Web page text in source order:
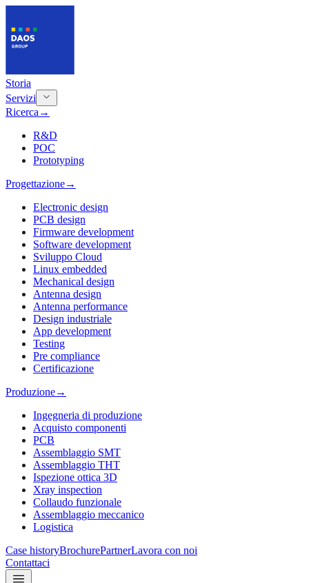
Storia
Servizi
Ricerca →
R&D
POC
Prototyping
Progettazione→
Electronic design
PCB design
Firmware development
Software development
Sviluppo Cloud
Linux embedded
Mechanical design
Antenna design
Antenna performance
Design industriale
App development
Testing
Pre compliance
Certificazione
Produzione→
Ingegneria di produzione
Acquisto componenti
PCB
Assemblaggio SMT
Assemblaggio THT
Ispezione ottica 3D
Xray inspection
Collaudo funzionale
Assemblaggio meccanico
Logistica
Case historyBrochurePartnerLavora con noi
Contattaci